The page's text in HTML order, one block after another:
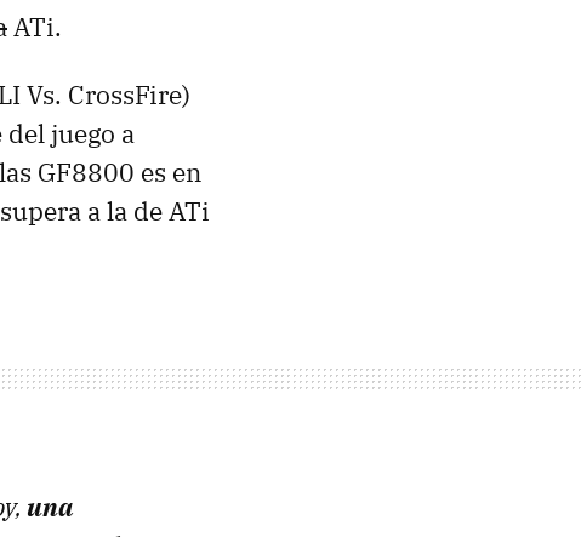
ATi.
Vs. CrossFire)
juego a
GF8800 es en
a la de ATi
una